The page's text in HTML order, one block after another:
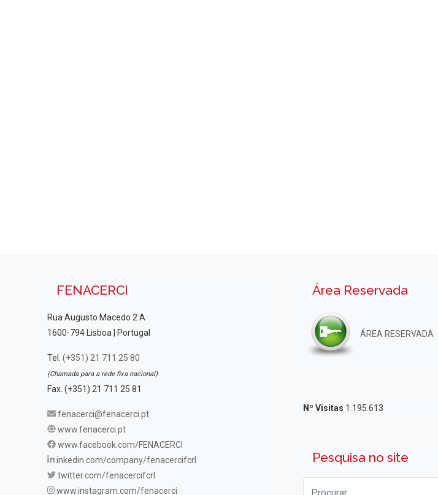
FENACERCI
Rua Augusto Macedo 2 A
1600-794 Lisboa | Portugal
Tel. (+351) 21 711 25 80
(Chamada para a rede fixa nacional)
Fax. (+351) 21 711 25 81
fenacerci@fenacerci.pt
www.fenacerci.pt
www.facebook.com/FENACERCI
inkedin.com/company/fenacercifcrl
twitter.com/fenacercifcrl
www.instagram.com/fenacerci
Área Reservada
ÁREA RESERVADA
Nº Visitas 1.195.613
Pesquisa no site